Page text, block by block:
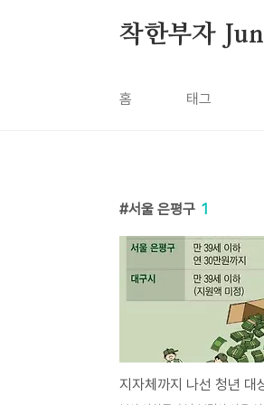
착한부자 Jun
홈 태그
서울 은평구 1